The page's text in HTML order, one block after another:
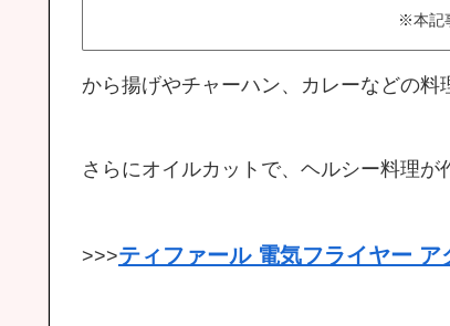
※本記
から揚げやチャーハン、カレーなどの料
さらにオイルカットで、ヘルシー料理が
>>>ティファール 電気フライヤー ア